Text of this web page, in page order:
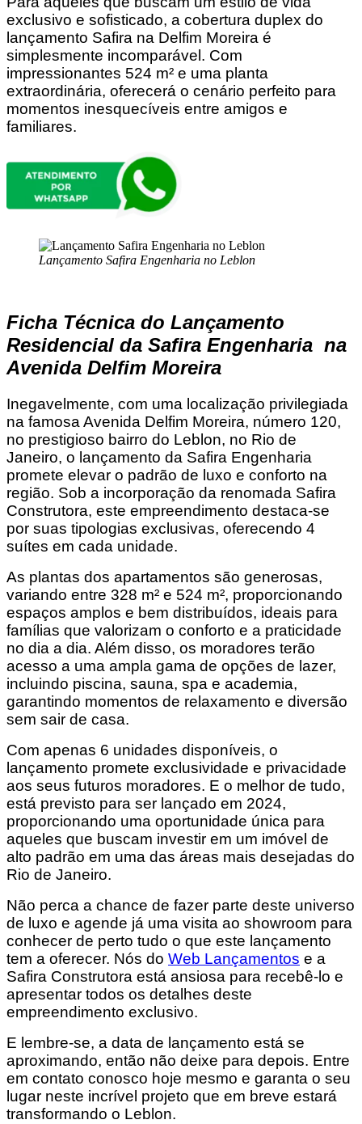
exclusivo e sofisticado, a cobertura duplex do
lançamento Safira na Delfim Moreira é
simplesmente incomparável. Com
impressionantes 524 m² e uma planta
extraordinária, oferecerá o cenário perfeito para
momentos inesquecíveis entre amigos e
familiares.
Lançamento Safira Engenharia no Leblon
Ficha Técnica do Lançamento
Residencial da Safira Engenharia na
Avenida Delfim Moreira
Inegavelmente, com uma localização privilegiada
na famosa Avenida Delfim Moreira, número 120,
no prestigioso bairro do Leblon, no Rio de
Janeiro, o lançamento da Safira Engenharia
promete elevar o padrão de luxo e conforto na
região. Sob a incorporação da renomada Safira
Construtora, este empreendimento destaca-se
por suas tipologias exclusivas, oferecendo 4
suítes em cada unidade.
As plantas dos apartamentos são generosas,
variando entre 328 m² e 524 m², proporcionando
espaços amplos e bem distribuídos, ideais para
famílias que valorizam o conforto e a praticidade
no dia a dia. Além disso, os moradores terão
acesso a uma ampla gama de opções de lazer,
incluindo piscina, sauna, spa e academia,
garantindo momentos de relaxamento e diversão
sem sair de casa.
Com apenas 6 unidades disponíveis, o
lançamento promete exclusividade e privacidade
aos seus futuros moradores. E o melhor de tudo,
está previsto para ser lançado em 2024,
proporcionando uma oportunidade única para
aqueles que buscam investir em um imóvel de
alto padrão em uma das áreas mais desejadas do
Rio de Janeiro.
Não perca a chance de fazer parte deste universo
de luxo e agende já uma visita ao showroom para
conhecer de perto tudo o que este lançamento
tem a oferecer. Nós do Web Lançamentos e a
Safira Construtora está ansiosa para recebê-lo e
apresentar todos os detalhes deste
empreendimento exclusivo.
E lembre-se, a data de lançamento está se
aproximando, então não deixe para depois. Entre
em contato conosco hoje mesmo e garanta o seu
lugar neste incrível projeto que em breve estará
transformando o Leblon.